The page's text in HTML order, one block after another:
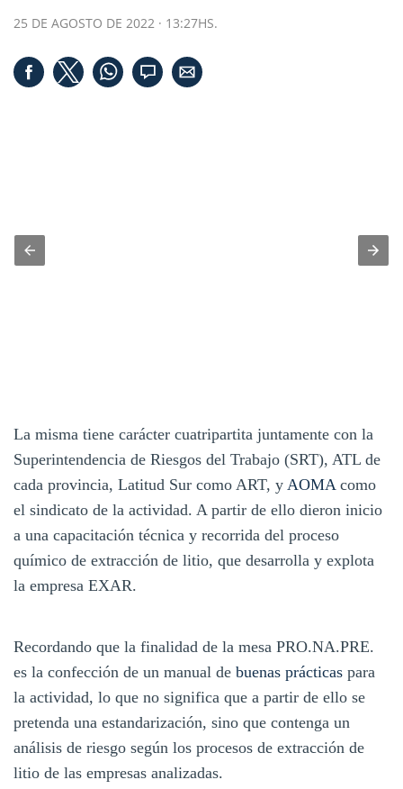
25 DE AGOSTO DE 2022 · 13:27HS.
La misma tiene carácter cuatripartita juntamente con la
Superintendencia de Riesgos del Trabajo (SRT), ATL de
cada provincia, Latitud Sur como ART, y AOMA como
el sindicato de la actividad. A partir de ello dieron inicio
a una capacitación técnica y recorrida del proceso
químico de extracción de litio, que desarrolla y explota
la empresa EXAR.
Recordando que la finalidad de la mesa PRO.NA.PRE.
es la confección de un manual de buenas prácticas para
la actividad, lo que no significa que a partir de ello se
pretenda una estandarización, sino que contenga un
análisis de riesgo según los procesos de extracción de
litio de las empresas analizadas.